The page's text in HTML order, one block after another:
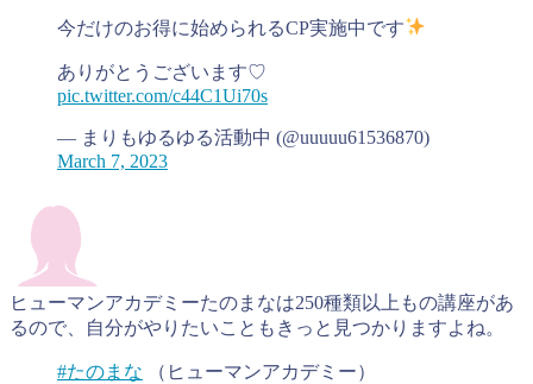
今だけのお得に始められるCP実施中です
ありがとうございます♡
pic.twitter.com/c44C1Ui70s
— まりもゆるゆる活動中 (@uuuuu61536870)
March 7, 2023
ヒューマンアカデミーたのまなは250種類以上もの講座があ
るので、自分がやりたいこともきっと見つかりますよね。
#たのまな （ヒューマンアカデミー）